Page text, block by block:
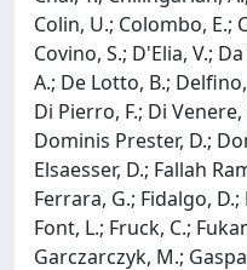
Colin, U.; Colombo, E.;
Covino, S.; D'Elia, V.;
A.; De Lotto, B.;
Di Pierro, F.; Di
Dominis Prester, D.;
Elsaesser, D.; Fallah
Ferrara, G.; Fidalgo,
Font, L.; Fruck, C.;
Garczarczyk, M.;